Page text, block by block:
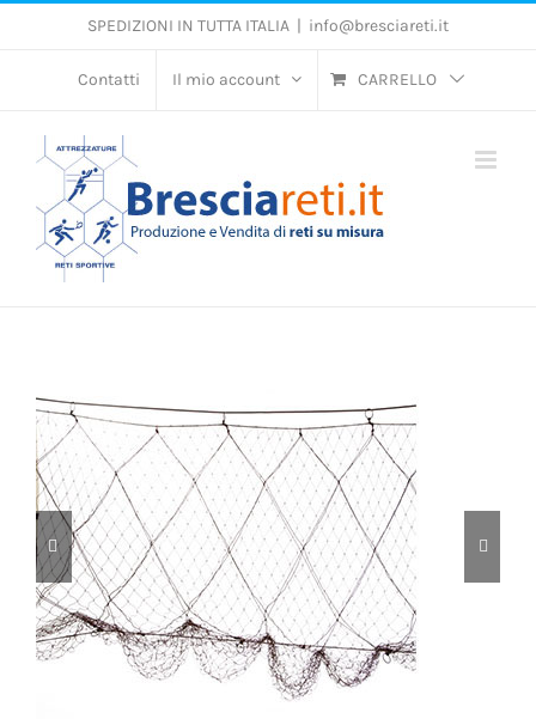
Salta
SPEDIZIONI IN TUTTA ITALIA | info@bresciareti.it
Contatti Il mio account CARRELLO
 